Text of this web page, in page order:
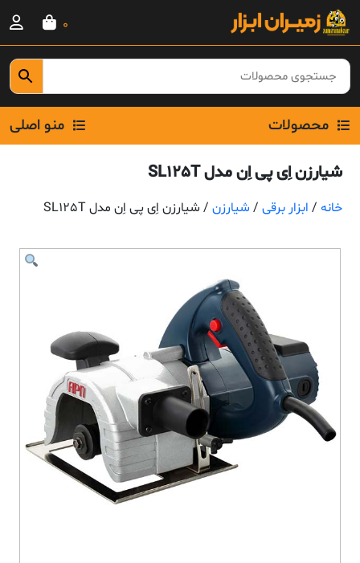
Skip
content
0
محصولات منو اصلی
شیارزن اِی پی اِن مدل SL125T
خانه / ابزار برقی / شیارزن / شیارزن اِی پی اِن مدل SL125T